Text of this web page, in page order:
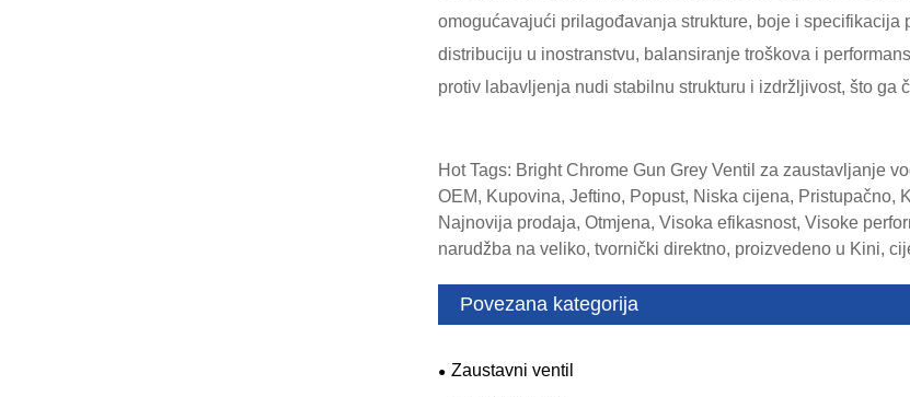
omogućavajući prilagođavanja strukture, boje i
distribuciju u inostranstvu, balansiranje troškova i
protiv labavljenja nudi stabilnu strukturu i izdržljivost, što ga
Hot Tags: Bright Chrome Gun Grey Ventil za zaustavljanje
OEM, Kupovina, Jeftino, Popust, Niska cijena, Pristupačno,
Najnovija prodaja, Otmjena, Visoka efikasnost, Visoke
narudžba na veliko, tvornički direktno, proizvedeno u Kini,
Povezana kategorija
Zaustavni ventil